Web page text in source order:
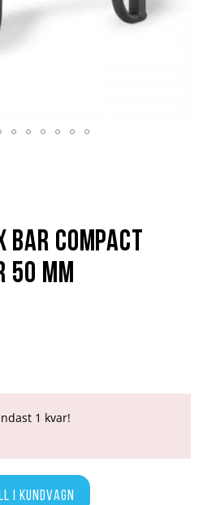
i kundvagn
1 kvar!
Bar Compact
50 mm